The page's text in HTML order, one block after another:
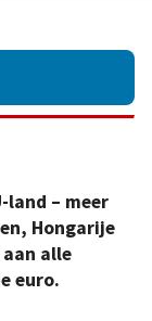
land – meer
Hongarije
alle
euro.